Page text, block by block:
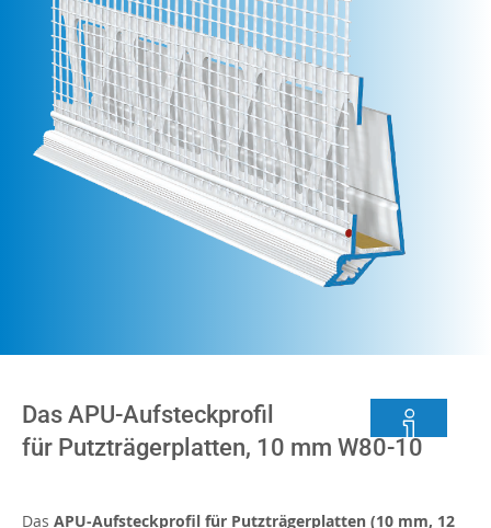
Das APU-Aufsteckprofil
für Putzträgerplatten, 10 mm W80-10
Das APU-Aufsteckprofil für Putzträgerplatten (10 mm, 12